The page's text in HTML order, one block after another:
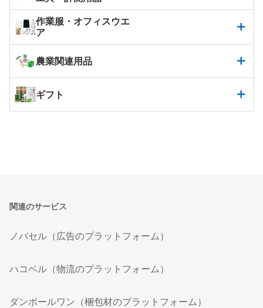
作業服・オフィスウエ
ア
農業関連用品
ギフト
関連のサービス
ノバセル（広告のプラットフォーム）
ハコベル（物流のプラットフォーム）
ダンボールワン（梱包材のプラットフォーム）